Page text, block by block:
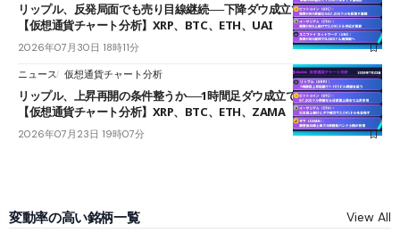
リップル、反発局面でも売り目線継続──下降ダウ成立で下値追う展開
【仮想通貨チャート分析】XRP、BTC、ETH、UAI
2026年07月30日 18時11分
ニュース 仮想通貨チャート分析
リップル、上昇再開の条件整うか──1時間足ダウ成立で1.185ドルを狙う
【仮想通貨チャート分析】XRP、BTC、ETH、ZAMA
2026年07月23日 19時07分
変動率の高い銘柄一覧 View All